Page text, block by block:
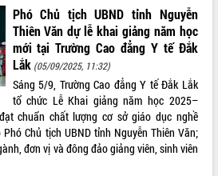
“di
cầu
đời
thiết
bảo
Phó Chủ tịch UBND tỉnh Nguyễn
Thiên Văn dự lễ khai giảng năm học
mới tại Trường Cao đẳng Y tế Đắk
Lắk (05/09/2025, 11:32)
Sáng 5/9, Trường Cao đẳng Y tế Đắk Lắk
tổ chức Lễ Khai giảng năm học 2025–
chuẩn chất lượng cơ sở giáo dục nghề
Chủ tịch UBND tỉnh Nguyễn Thiên Văn;
đơn vị và đông đảo giảng viên, sinh viên